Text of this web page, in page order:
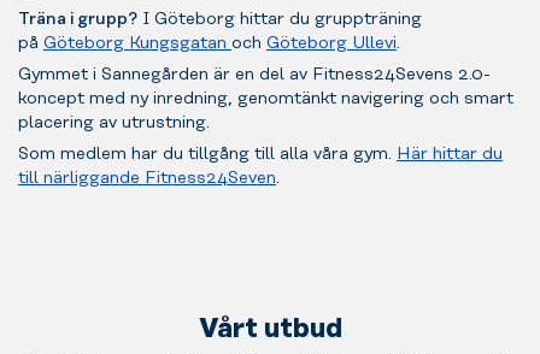
Träna i grupp? I Göteborg hittar du gruppträning
på Göteborg Kungsgatan och Göteborg Ullevi.
Gymmet i Sannegården är en del av Fitness24Sevens 2.0-
koncept med ny inredning, genomtänkt navigering och smart
placering av utrustning.
Som medlem har du tillgång till alla våra gym. Här hittar du
till närliggande Fitness24Seven.
Vårt utbud